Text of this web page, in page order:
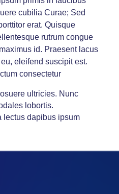
cubilia Curae; Sed
erat. Quisque
rutrum congue
id. Praesent lacus
eleifend suscipit est.
consectetur
ultricies. Nunc
lobortis.
lectus dapibus ipsum